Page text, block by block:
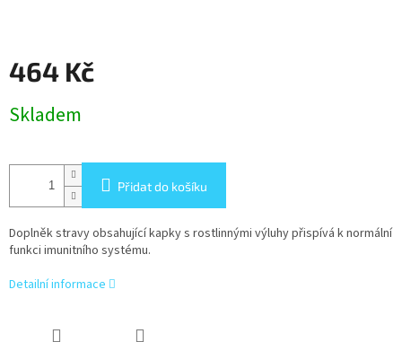
464 Kč
cena:
Skladem
Přidat do košíku
Doplněk stravy obsahující kapky s rostlinnými výluhy přispívá k normální
funkci imunitního systému.
Detailní informace